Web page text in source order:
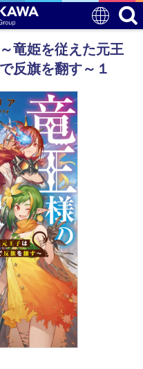
竜姫を従えた元王
反旗を翻す～１